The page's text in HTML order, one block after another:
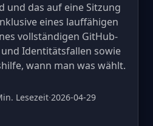
und das auf eine Sitzung
eines lauffähigen
vollständigen GitHub-
und Identitätsfallen sowie
wann man was wählt.
Lesezeit·2026-04-29